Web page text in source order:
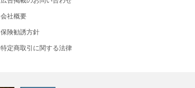
会社概要
保険勧誘方針
特定商取引に関する法律